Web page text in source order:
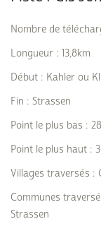
Nombre de
Longueur : 13,8km
Début : Kahler ou
Fin : Strassen
Point le plus bas :
Point le plus haut :
Villages traversés :
Communes
Strassen